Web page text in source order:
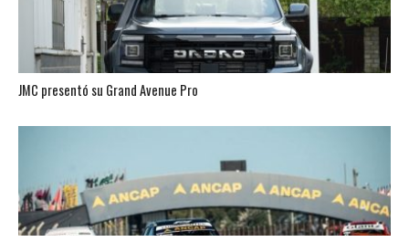
JMC presentó su Grand Avenue Pro